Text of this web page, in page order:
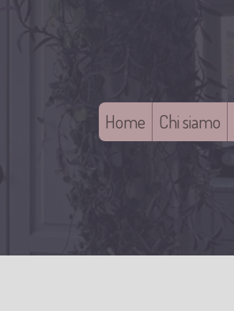
Home Chi siamo